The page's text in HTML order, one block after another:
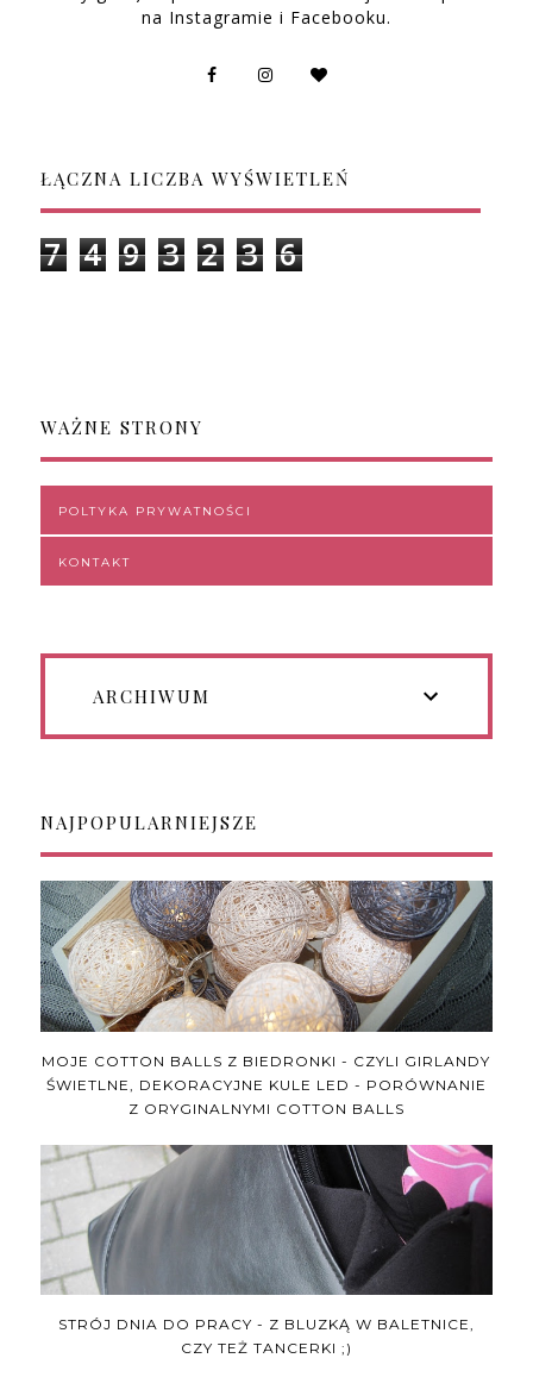
na Instagramie i Facebooku.
ŁĄCZNA LICZBA WYŚWIETLEŃ
7 4 9 3 2 3 6
WAŻNE STRONY
POLTYKA PRYWATNOŚCI
KONTAKT
ARCHIWUM
NAJPOPULARNIEJSZE
MOJE COTTON BALLS Z BIEDRONKI - CZYLI GIRLANDY
ŚWIETLNE, DEKORACYJNE KULE LED - PORÓWNANIE
Z ORYGINALNYMI COTTON BALLS
STRÓJ DNIA DO PRACY - Z BLUZKĄ W BALETNICE,
CZY TEŻ TANCERKI ;)